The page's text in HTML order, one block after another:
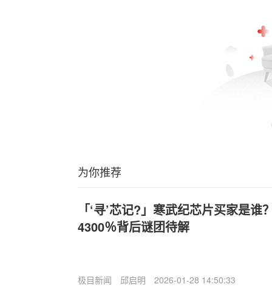
为你推荐
「‘寻’芯记?」寒武纪芯片买家是
4300％背后谜团待解
极目新闻 邱启明 2026-01-28 14:50:33